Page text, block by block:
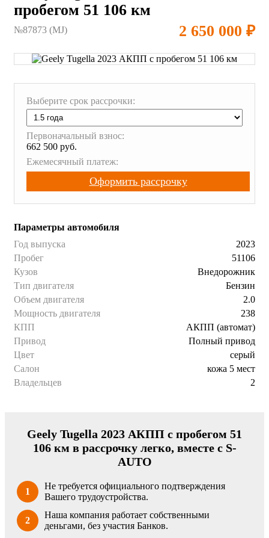
пробегом 51 106 км
№87873 (МJ) 2 650 000 ₽
Выберите срок рассрочки:
Первоначальный взнос:
662 500 руб.
Ежемесячный платеж:
Оформить рассрочку
Параметры автомобиля
Год выпуска
2023
Пробег
51106
Кузов
Внедорожник
Тип двигателя
Бензин
Объем двигателя
2.0
Мощность двигателя
238
КПП
АКПП (автомат)
Привод
Полный привод
Цвет
серый
Салон
кожа 5 мест
Владельцев
2
Geely Tugella 2023 АКПП с пробегом 51
106 км в рассрочку легко, вместе с S-
AUTO
1
Не требуется официального подтверждения
Вашего трудоустройства.
2
Наша компания работает собственными
деньгами, без участия Банков.